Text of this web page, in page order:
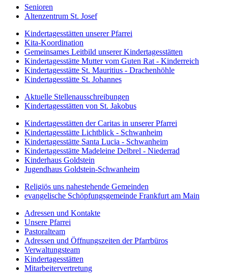
Senioren
Altenzentrum St. Josef
Kindertagesstätten unserer Pfarrei
Kita-Koordination
Gemeinsames Leitbild unserer Kindertagesstätten
Kindertagesstätte Mutter vom Guten Rat - Kinderreich
Kindertagesstätte St. Mauritius - Drachenhöhle
Kindertagesstätte St. Johannes
Aktuelle Stellenausschreibungen
Kindertagesstätten von St. Jakobus
Kindertagesstätten der Caritas in unserer Pfarrei
Kindertagesstätte Lichtblick - Schwanheim
Kindertagesstätte Santa Lucia - Schwanheim
Kindertagesstätte Madeleine Delbrel - Niederrad
Kinderhaus Goldstein
Jugendhaus Goldstein-Schwanheim
Religiös uns nahestehende Gemeinden
evangelische Schöpfungsgemeinde Frankfurt am Main
Adressen und Kontakte
Unsere Pfarrei
Pastoralteam
Adressen und Öffnungszeiten der Pfarrbüros
Verwaltungsteam
Kindertagesstätten
Mitarbeitervertretung